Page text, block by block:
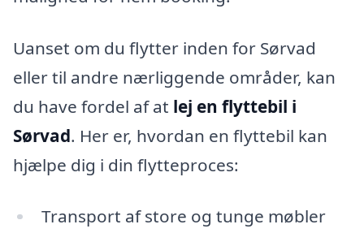
Uanset om du flytter inden for Sørvad
eller til andre nærliggende områder, kan
du have fordel af at lej en flyttebil i
Sørvad. Her er, hvordan en flyttebil kan
hjælpe dig i din flytteproces:
Transport af store og tunge møbler